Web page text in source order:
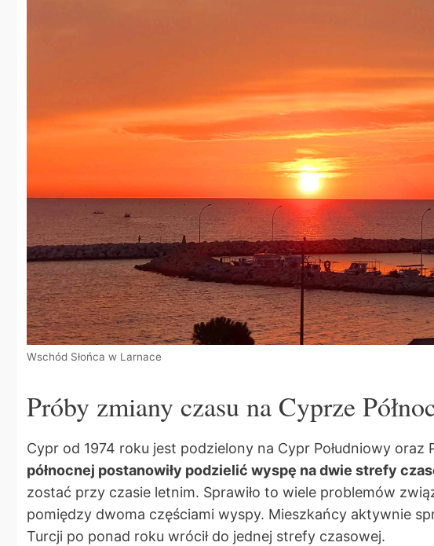
Wschód Słońca w Larnace
Próby zmiany czasu na Cyprze
Cypr od 1974 roku jest podzielony na Cypr Południowy oraz
północnej postanowiły podzielić wyspę na dwie strefy
zostać przy czasie letnim. Sprawiło to wiele problemów
pomiędzy dwoma częściami wyspy. Mieszkańcy aktywnie
Turcji po ponad roku wrócił do jednej strefy czasowej.